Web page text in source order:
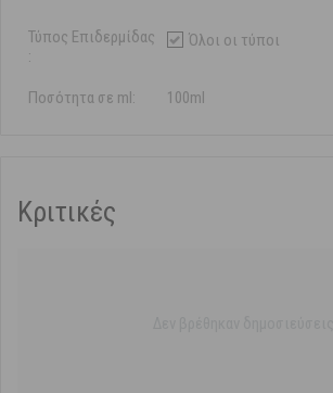
Τύπος Επιδερμίδας
:
Όλοι οι τύποι
Ποσότητα σε ml: 100ml
Κριτικές